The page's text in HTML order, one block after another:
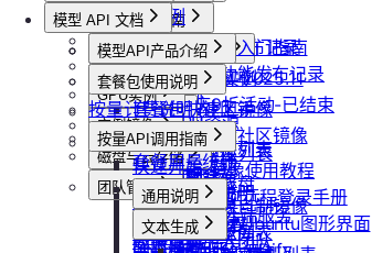
加入社群
会员等级
用户推荐
产品更新公告
GPU-新功能发布记录
模型API-新功能发布记录
活动及价格更新公告
双11夜间折扣-2025.11
2025国庆9折活动-已结束
功能概览
已上线卡型
可用区介绍
GPU操作指南
【新人必看】入门指南
镜像选择
创建实例
登录实例
本地数据上传
文件管理
制作私有镜像
调用公共模型库
GPU抢占式实例
GPU抢占式实例
发布社区镜像
如何发布社区镜像
更新已发布的社区镜像
计费与回收
计费概览
计费方式说明
到期或欠费说明
续费管理
回收规则
GPU最佳实践
Isaac系列镜像使用教程
Windows实例远程登录手册
通过VNC搭建Ubuntu图形界面
API接口范例
CLI&Skills
常见错误码
GPU实例
创建GPU资源
获取实例资源列表
启动实例
关闭实例
删除实例
实例镜像
获取自制镜像列表
创建自制镜像
删除算力平台自制镜像
获取社区镜像列表
磁盘与云存储
创建并挂载云盘
删除云盘
卸载云盘
团队管理
创建团队
邀请成员加入团队
模型 API 文档
模型API产品介绍
模型API服务
套餐包使用说明
套餐包快速上手
套餐计费逻辑
套餐用量统计
客户端接入
OpenClaw 云端服务
按量计费说明
按量API调用指南
快速开始
通用说明
认证鉴权
文本生成